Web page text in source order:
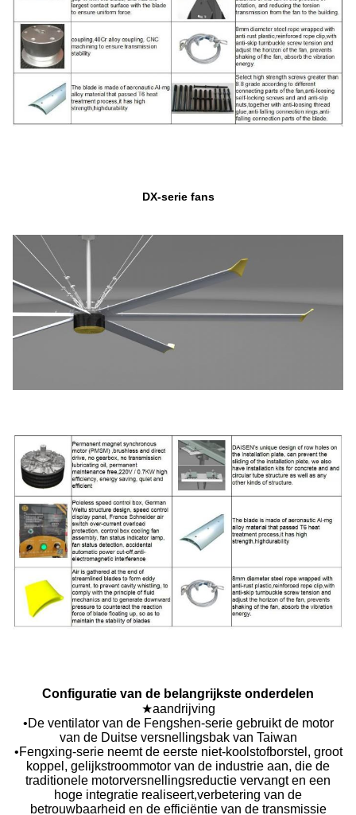
DX-serie fans
Configuratie van de belangrijkste onderdelen
★aandrijving
•De ventilator van de Fengshen-serie gebruikt de motor
van de Duitse versnellingsbak van Taiwan
•Fengxing-serie neemt de eerste niet-koolstofborstel, groot
koppel, gelijkstroommotor van de industrie aan, die de
traditionele motorversnellingsreductie vervangt en een
hoge integratie realiseert,verbetering van de
betrouwbaarheid en de efficiëntie van de transmissie